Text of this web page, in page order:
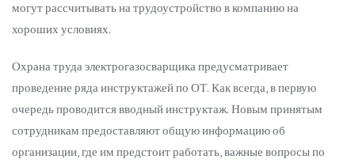
могут рассчитывать на трудоустройство в компанию на
хороших условиях.
Охрана труда электрогазосварщика предусматривает
проведение ряда инструктажей по ОТ. Как всегда, в первую
очередь проводится вводный инструктаж. Новым принятым
сотрудникам предоставляют общую информацию об
организации, где им предстоит работать, важные вопросы по